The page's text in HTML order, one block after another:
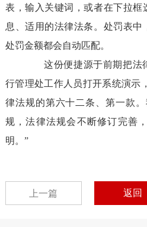
表，输入关键词，或者在下拉框
息、适用的法律法条。处罚表中
处罚金额都会自动匹配。
这份便捷源于前期把法
行管理处工作人员打开系统演示
律法规的第六十二条、第一款
规，法律法规会不断修订完善
明。”
上一篇 返回